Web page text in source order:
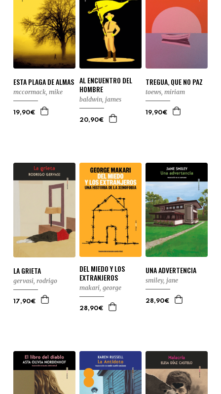
ESTA PLAGA DE ALMAS
mccormack, mike
19,90€
AL ENCUENTRO DEL
HOMBRE
baldwin, james
20,90€
TREGUA, QUE NO PAZ
toews, miriam
19,90€
LA GRIETA
gervasi, rodrigo
17,90€
DEL MIEDO Y LOS
EXTRANJEROS
makari, george
28,90€
UNA ADVERTENCIA
smiley, jane
28,90€